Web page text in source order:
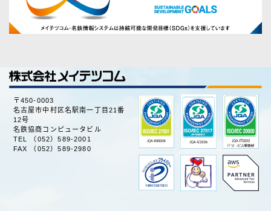
〒450-0003
名古屋市中村区名駅南一丁目21番
12号
名鉄協商コンピュータビル
TEL （052）589-2001
FAX （052）589-2980